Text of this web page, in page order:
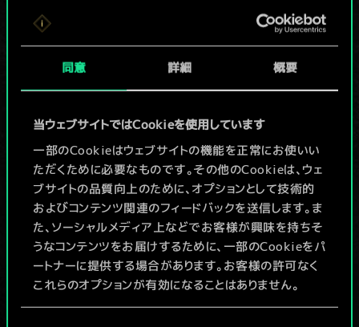
同意 詳細 概要
当ウェブサイトではCookieを使用しています
一部のCookieはウェブサイトの機能を正常にお使いい
ただくために必要なものです。その他のCookieは、ウェ
ブサイトの品質向上のために、オプションとして技術的
およびコンテンツ関連のフィードバックを送信します。ま
た、ソーシャルメディア上などでお客様が興味を持ちそ
うなコンテンツをお届けするために、一部のCookieをパ
ートナーに提供する場合があります。お客様の許可なく
これらのオプションが有効になることはありません。
現在はまだこれし
か共有デッキがあ
りませんが、
続々追加中！
デッキ名入力＆ガイドを作成
デッキを編集
/